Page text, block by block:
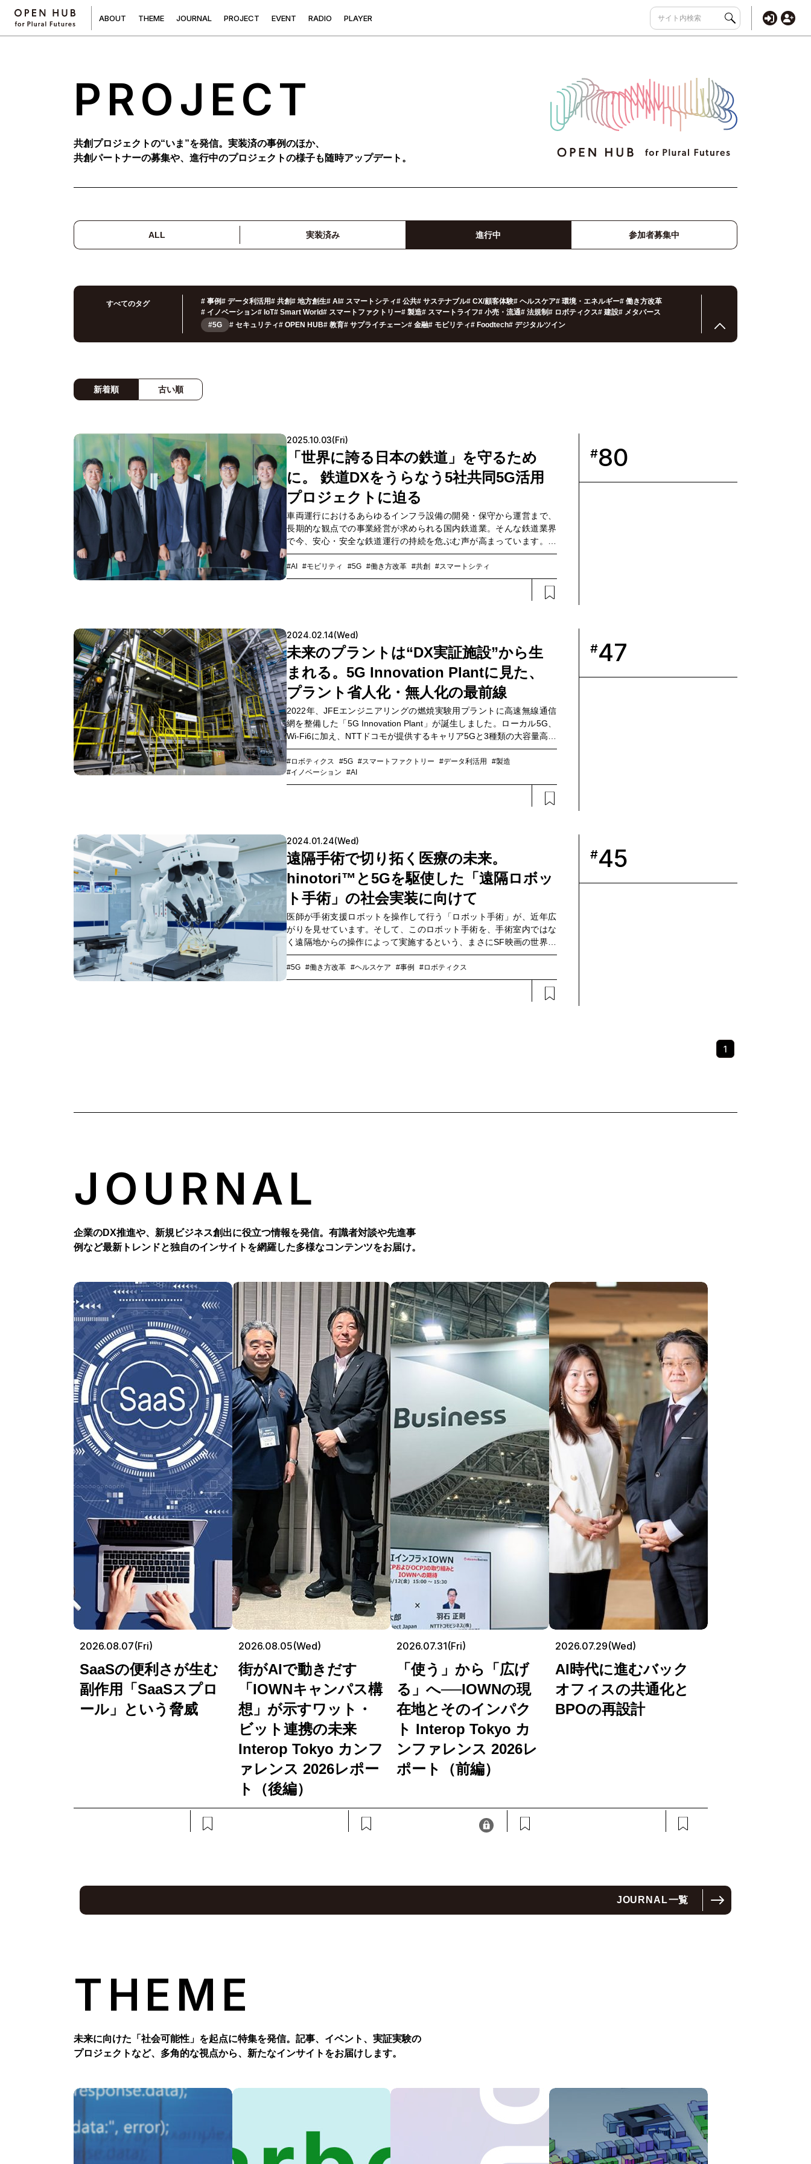
ABOUT THEME JOURNAL PROJECT EVENT RADIO PLAYER
PROJECT
共創プロジェクトの“いま”を発信。実装済の事例のほか、
共創パートナーの募集や、進行中のプロジェクトの様子も随時アップデート。
ALL 実装済み 進行中 参加者募集中
すべてのタグ # 事例# データ利活用# 共創# 地方創生# AI # スマートシティ# 公共# サステナブル# CX/顧客体験# ヘルスケア# 環境・エネルギー# 働き方改革
# イノベーション# IoT# Smart World# スマートファクトリー# 製造# スマートライフ# 小売・流通# 法規制# ロボティクス# 建設# メタバース
#5G
# セキュリティ# OPEN HUB# 教育# サプライチェーン# 金融# モビリティ# Foodtech# デジタルツイン
新着順 古い順
2025.10.03(Fri)
「世界に誇る日本の鉄道」を守るため
に。 鉄道DXをうらなう5社共同5G活用
プロジェクトに迫る
車両運行におけるあらゆるインフラ設備の開発・保守から運営まで、
長期的な観点での事業経営が求められる国内鉄道業。そんな鉄道業界
で今、安心・安全な鉄道運行の持続を危ぶむ声が高まっています。中
でも正確な車両運行の要となる通信ネットワークにおいては、少子高
齢化による技術継承問題など、メンテナンス負荷の増大・DXへの対応
の遅れといったさまざまな課題が指摘されています。そこで東京地下
を共同で実施。一般ユーザーを含むあらゆる人が利用するパブリック
5Gと、専用の周波数帯を活用したクローズドな通信環境であるローカ
ル5Gとを併用した、トンネル内や地上でのさまざまな鉄道システムの
通信検証を通じて、鉄道業界の持続性強化と新たな価値創出の可能性
を模索しています。今回は、実証実験に参加した5社がその成果を踏ま
え、公衆網や次世代鉄道通信基盤の活用が実現するモビリティの未来
について語り合いました。
#AI #モビリティ #5G #働き方改革 #共創 #スマートシティ
#80
2024.02.14(Wed)
未来のプラントは“DX実証施設”から生
まれる。5G Innovation Plantに見た、
プラント省人化・無人化の最前線
2022年、JFEエンジニアリングの燃焼実験用プラントに高速無線通信
網を整備した「5G Innovation Plant」が誕生しました。ローカル5G、
Wi-Fi6に加え、NTTドコモが提供するキャリア5Gと3種類の大容量高速
無線通信インフラを持つ当施設では、プラント内におけるロボットや
ドローンの低遅延操業実証実験が2社共同で進められています。この拠
点がプラント業界にどのような革新をもたらすのか、その狙いと2社の
共創価値について、JFEエンジニアリング株式会社DX本部の岡哲史氏
と後藤満之氏、NTTコミュニケーションズ（以下、NTT Com）の西野
#ロボティクス #5G #スマートファクトリー #データ利活用
#製造
#イノベーション
#AI
#47
2024.01.24(Wed)
遠隔手術で切り拓く医療の未来。
hinotori™と5Gを駆使した「遠隔ロボッ
ト手術」の社会実装に向けて
医師が手術支援ロボットを操作して行う「ロボット手術」が、近年広
がりを見せています。そして、このロボット手術を、手術室内ではな
く遠隔地からの操作によって実施するという、まさにSF映画の世界の
ようなプロジェクトが進行しているのです。この「遠隔ロボット手
術」プロジェクト中心メンバーは、神戸大学、メディカロイド、NTT
ドコモ、NTTコミュニケーションズ（以下、NTT Com）の4者。それ
#5G #働き方改革 #ヘルスケア #事例 #ロボティクス
#45
1
JOURNAL
企業のDX推進や、新規ビジネス創出に役立つ情報を発信。有識者対談や先進事
例など最新トレンドと独自のインサイトを網羅した多様なコンテンツをお届け。
2026.08.07(Fri)
SaaSの便利さが生む
副作用「SaaSスプロ
ール」という脅威
2026.08.05(Wed)
街がAIで動きだす
「IOWNキャンパス構
想」が示すワット・
ビット連携の未来
Interop Tokyo カンフ
ァレンス 2026レポー
ト（後編）
2026.07.31(Fri)
「使う」から「広げ
る」へ──IOWNの現
在地とそのインパク
ト Interop Tokyo カ
ンファレンス 2026レ
ポート（前編）
2026.07.29(Wed)
AI時代に進むバック
オフィスの共通化と
BPOの再設計
JOURNAL一覧
THEME
未来に向けた「社会可能性」を起点に特集を発信。記事、イベント、実証実験の
プロジェクトなど、多角的な視点から、新たなインサイトをお届けします。